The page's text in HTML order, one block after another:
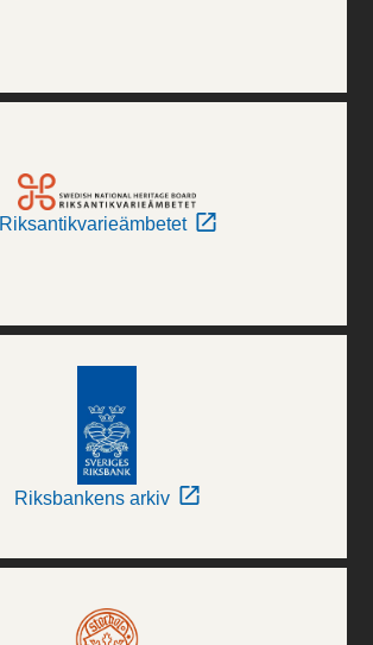
Riksantikvarieämbetet
Riksbankens arkiv